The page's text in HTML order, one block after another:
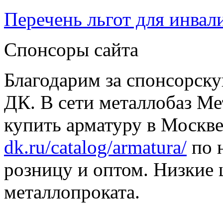
Перечень льгот для
Спонсоры сайта
Благодарим за
ДК. В сети металлобаз
купить арматуру в
dk.ru/catalog/armatura/ по
розницу и оптом. Низкие
металлопроката.